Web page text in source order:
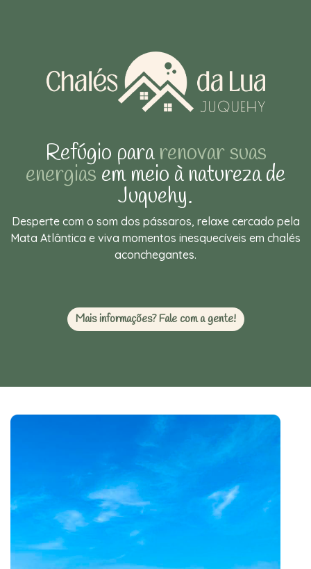
Refúgio pararenovar suas
energias em meio à natureza de
Juquehy.
Desperte com o som dos pássaros, relaxe cercado pela
Mata Atlântica e viva momentos inesquecíveis em chalés
aconchegantes.
Mais informações? Fale com a gente!